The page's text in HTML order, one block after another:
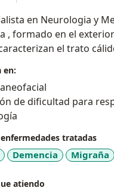
en Neurologia y
, formado en el
el trato
en:
de dificultad para
tratadas
Demencia Migraña
atiendo